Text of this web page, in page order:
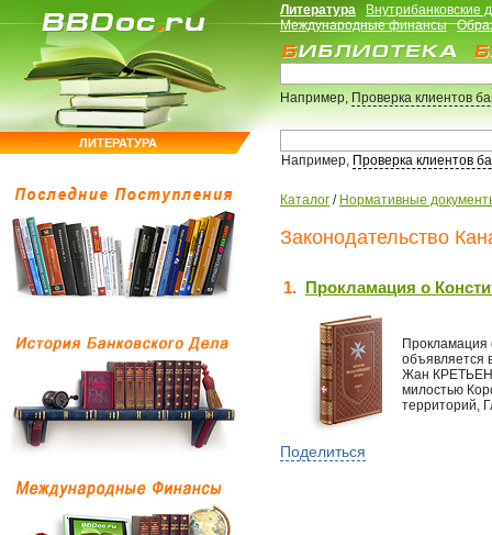
ЛИТЕРАТУРА
Литература
Внутрибанковские
Международные финансы
Например,Проверка клиентов
Например, Проверка клиентов
Каталог / Нормативные
Законодательство
1. Прокламация о
Прокламация
объявляется
Жан КРЕТЬЕН
милостью
территорий,
Поделиться